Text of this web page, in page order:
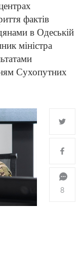
фактів
в Одеській
міністра
Сухопутних
8